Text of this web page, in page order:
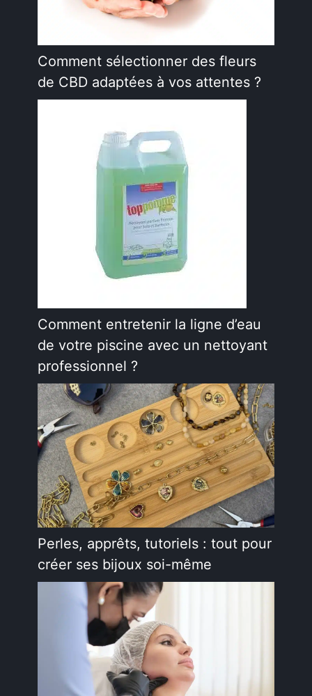
Comment sélectionner des fleurs
de CBD adaptées à vos attentes ?
Comment entretenir la ligne d’eau
de votre piscine avec un nettoyant
professionnel ?
Perles, apprêts, tutoriels : tout pour
créer ses bijoux soi-même